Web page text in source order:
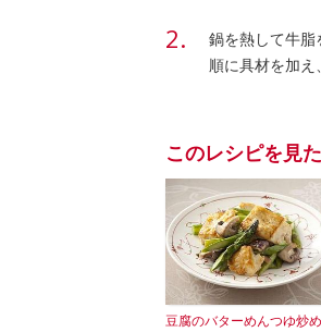
鍋を熱して牛脂
順に具材を加え
このレシピを見
豆腐のバターめんつゆ炒め